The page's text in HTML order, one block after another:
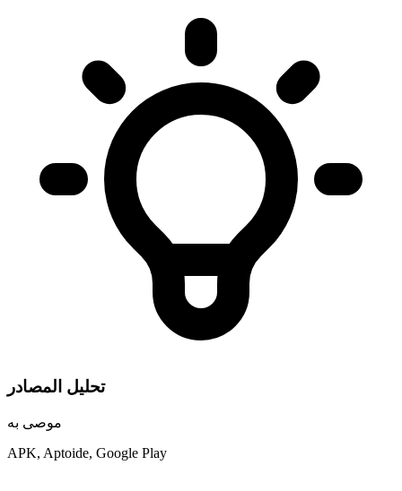
تحليل المصادر
موصى به
APK, Aptoide, Google Play